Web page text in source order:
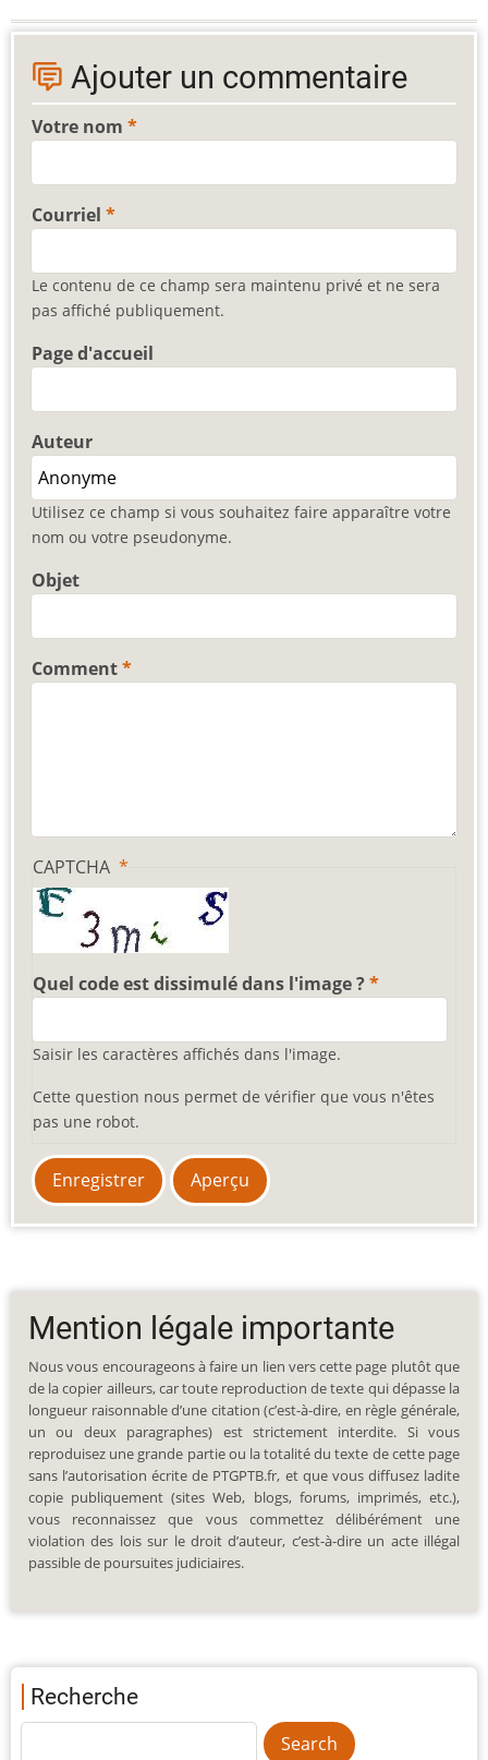
Ajouter un commentaire
Votre nom
Courriel
Le contenu de ce champ sera maintenu privé et ne sera
pas affiché publiquement.
Page d'accueil
Auteur
Utilisez ce champ si vous souhaitez faire apparaître votre
nom ou votre pseudonyme.
Objet
Comment
CAPTCHA
Quel code est dissimulé dans l'image ?
Saisir les caractères affichés dans l'image.
Cette question nous permet de vérifier que vous n'êtes
pas une robot.
Mention légale importante
Nous vous encourageons à faire un lien vers cette page plutôt que
de la copier ailleurs, car toute reproduction de texte qui dépasse la
longueur raisonnable d’une citation (c’est-à-dire, en règle générale,
un ou deux paragraphes) est strictement interdite. Si vous
reproduisez une grande partie ou la totalité du texte de cette page
sans l’autorisation écrite de PTGPTB.fr, et que vous diffusez ladite
copie publiquement (sites Web, blogs, forums, imprimés, etc.),
vous reconnaissez que vous commettez délibérément une
violation des lois sur le droit d’auteur, c’est-à-dire un acte illégal
passible de poursuites judiciaires.
Recherche